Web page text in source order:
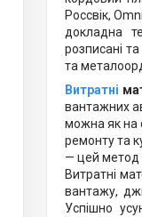
Россвік,
докладна
розписані
та
Витратні
вантажних
можна як на
ремонту та
— цей метод
Витратні
вантажу,
Успішно